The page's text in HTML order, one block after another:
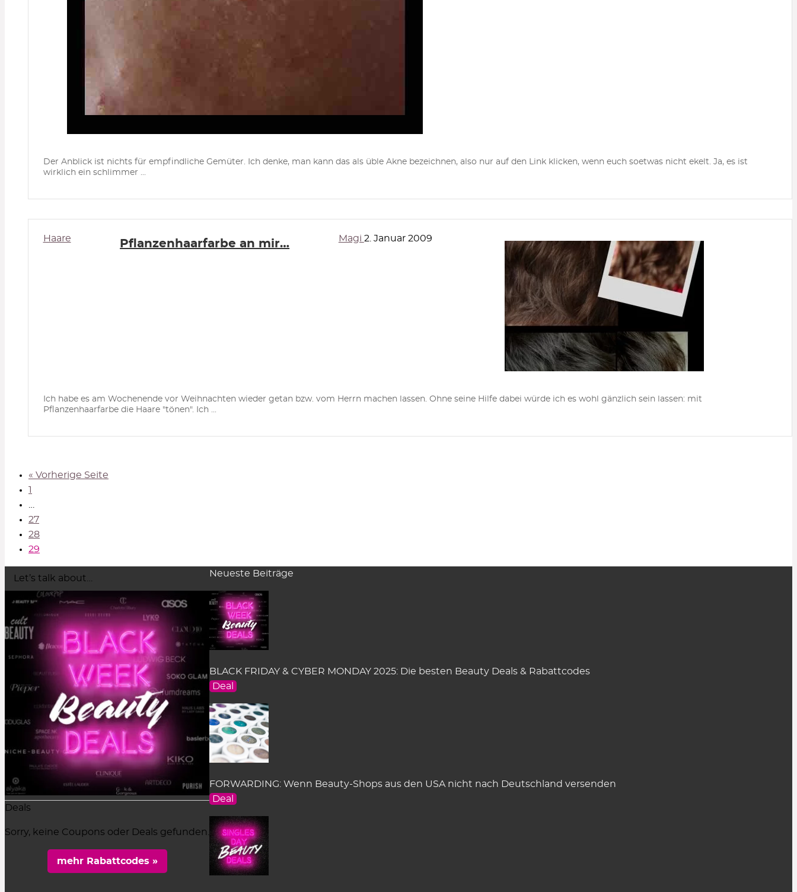
Der Anblick ist nichts für empfindliche Gemüter. Ich denke, man kann das als üble Akne bezeichnen, also nur auf den Link klicken, wenn euch soetwas nicht ekelt. Ja, es ist
wirklich ein schlimmer ...
Haare Pflanzenhaarfarbe an mir… Magi 2. Januar 2009
Ich habe es am Wochenende vor Weihnachten wieder getan bzw. vom Herrn machen lassen. Ohne seine Hilfe dabei würde ich es wohl gänzlich sein lassen: mit
Pflanzenhaarfarbe die Haare "tönen". Ich ...
« Vorherige Seite
1
…
27
28
29
Let’s talk about…
Deals
Sorry, keine Coupons oder Deals gefunden.
mehr Rabattcodes »
Neueste Beiträge
BLACK FRIDAY & CYBER MONDAY 2025: Die besten Beauty Deals & Rabattcodes
Deal
FORWARDING: Wenn Beauty-Shops aus den USA nicht nach Deutschland versenden
Deal